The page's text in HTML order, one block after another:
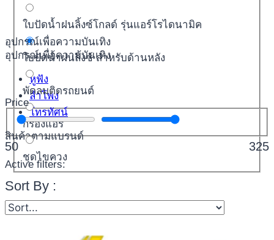
อุปกรณ์เพื่อความบันเทิง
อุปกรณ์เพื่อความบันเทิง
หูฟัง
ลำโพง
โทรทัศน์
สินค้าตามแบรนด์
ใบปัดน้ำฝนลิ้งซ์โกลด์ รุ่นแอร์โรไดนามิค
ใบปัดน้ำฝนลิ้งซ์ สำหรับด้านหลัง
พัดลมติดรถยนต์
กรองแอร์
ชุดไขควง
Price
50 325
Active filters:
Sort By :